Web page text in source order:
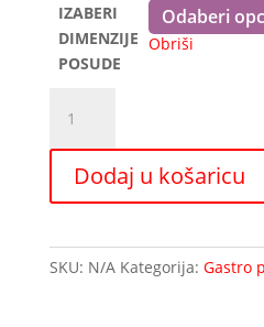
IZABERI
DIMENZIJE
POSUDE
Obriši
gastro
posude
INOX
McG
1/4
količina
Dodaj u košaricu
SKU: N/A Kategorija: Gastro